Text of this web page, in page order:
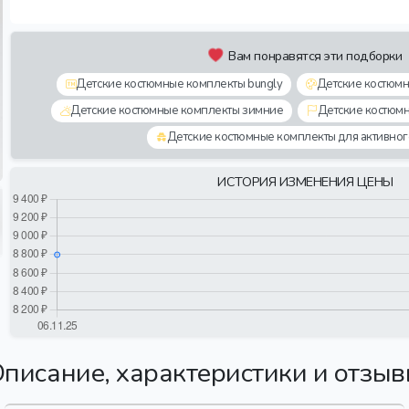
Вам понравятся эти подборки
Детские костюмные комплекты bungly
Детские
Детские костюмные комплекты зимние
Детские
Детские костюмные комплекты для
ИСТОРИЯ ИЗМЕНЕНИЯ ЦЕНЫ
характеристики и